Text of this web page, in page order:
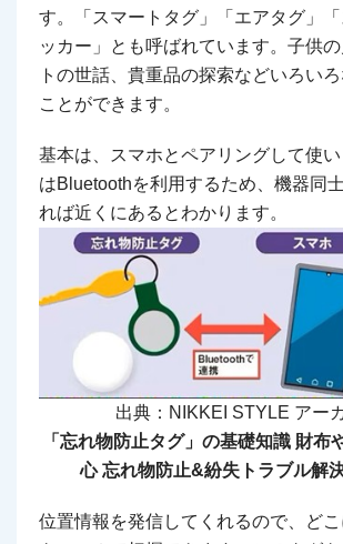
す。「スマートタグ」「エアタグ」
ッカー」とも呼ばれています。子供
トの世話、貴重品の探索などいろい
ことができます。
基本は、スマホとペアリングして使
はBluetoothを利用するため、機器同
れば近くにあるとわかります。
出典：NIKKEI STYLE アー
「忘れ物防止タグ」の基礎知識 財布
心 忘れ物防止&紛失トラブル解
位置情報を発信してくれるので、ど